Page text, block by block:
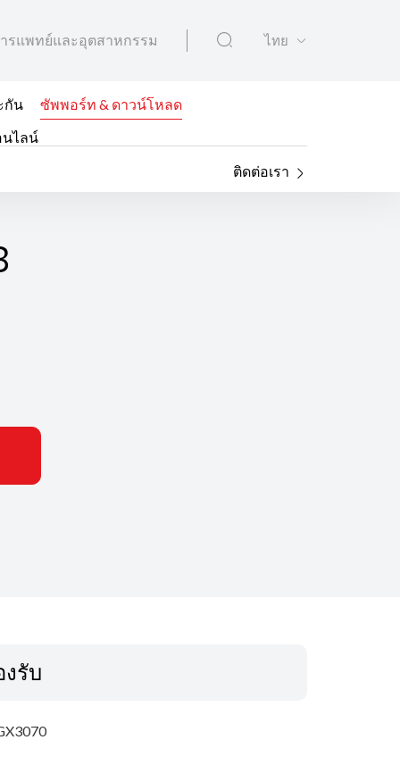
รแพทย์และอุตสาหกรรม ไทย
กัน
ซัพพอร์ท & ดาวน์โหลด
ไลน์
ติดต่อเรา
รับ